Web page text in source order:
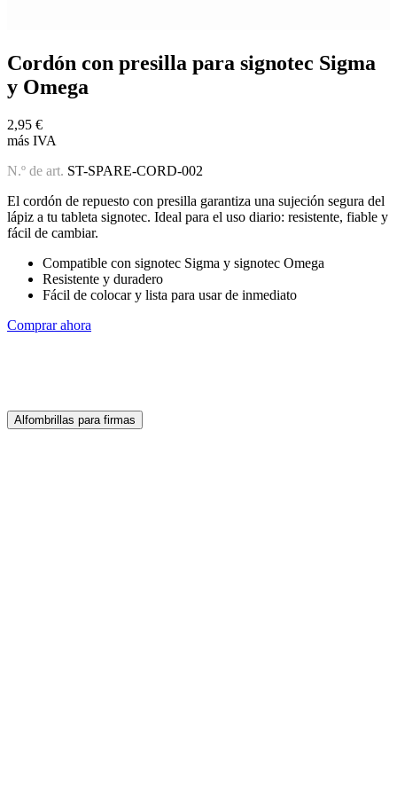
Cordón con presilla para signotec Sigma
y Omega
2,95 €
más IVA
N.º de art. ST-SPARE-CORD-002
El cordón de repuesto con presilla garantiza una sujeción segura del
lápiz a tu tableta signotec. Ideal para el uso diario: resistente, fiable y
fácil de cambiar.
Compatible con signotec Sigma y signotec Omega
Resistente y duradero
Fácil de colocar y lista para usar de inmediato
Comprar ahora
Descubra los productos compatibles
Alfombrillas para firmas